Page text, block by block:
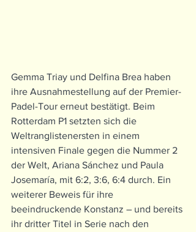
Gemma Triay und Delfina Brea haben
ihre Ausnahmestellung auf der Premier-
Padel-Tour erneut bestätigt. Beim
Rotterdam P1 setzten sich die
Weltranglistenersten in einem
intensiven Finale gegen die Nummer 2
der Welt, Ariana Sánchez und Paula
Josemaría, mit 6:2, 3:6, 6:4 durch. Ein
weiterer Beweis für ihre
beeindruckende Konstanz – und bereits
ihr dritter Titel in Serie nach den